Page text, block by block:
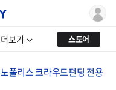
더보기 스토어
폴리스 크라우드펀딩 전용